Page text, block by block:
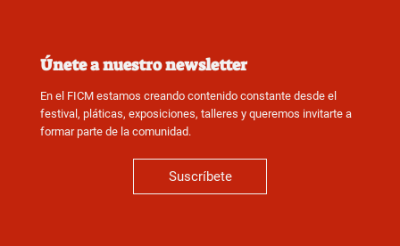
Únete a nuestro newsletter
En el FICM estamos creando contenido constante desde el
festival, pláticas, exposiciones, talleres y queremos invitarte a
formar parte de la comunidad.
Suscríbete